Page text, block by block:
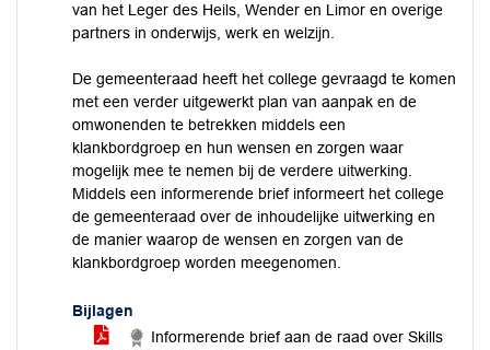
van het Leger des Heils, Wender en Limor en overige
partners in onderwijs, werk en welzijn.
De gemeenteraad heeft het college gevraagd te komen
met een verder uitgewerkt plan van aanpak en de
omwonenden te betrekken middels een
klankbordgroep en hun wensen en zorgen waar
mogelijk mee te nemen bij de verdere uitwerking.
Middels een informerende brief informeert het college
de gemeenteraad over de inhoudelijke uitwerking en
de manier waarop de wensen en zorgen van de
klankbordgroep worden meegenomen.
Bijlagen
Informerende brief aan de raad over Skills